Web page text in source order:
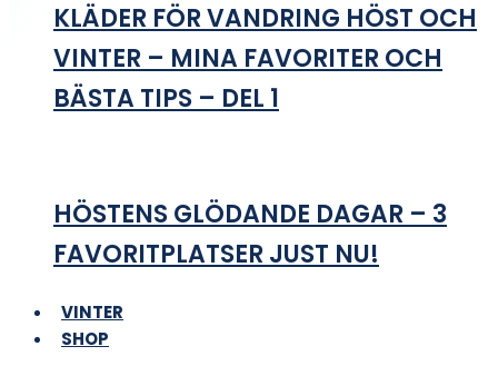
KLÄDER FÖR VANDRING HÖST OCH
VINTER – MINA FAVORITER OCH
BÄSTA TIPS – DEL 1
HÖSTENS GLÖDANDE DAGAR – 3
FAVORITPLATSER JUST NU!
VINTER
SHOP